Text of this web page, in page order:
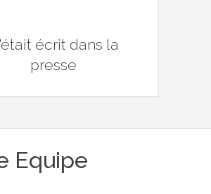
écrit dans la
presse
Equipe